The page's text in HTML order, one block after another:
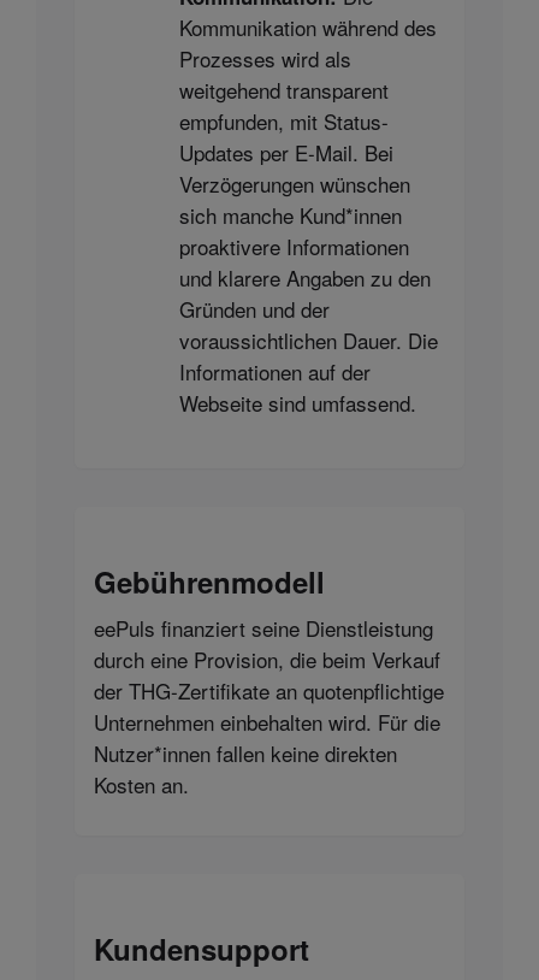
Kommunikation während des
Prozesses wird als
weitgehend transparent
empfunden, mit Status-
Updates per E-Mail. Bei
Verzögerungen wünschen
sich manche Kund*innen
proaktivere Informationen
und klarere Angaben zu den
Gründen und der
voraussichtlichen Dauer. Die
Informationen auf der
Webseite sind umfassend.
Gebührenmodell
eePuls finanziert seine Dienstleistung
durch eine Provision, die beim Verkauf
der THG-Zertifikate an quotenpflichtige
Unternehmen einbehalten wird. Für die
Nutzer*innen fallen keine direkten
Kosten an.
Kundensupport